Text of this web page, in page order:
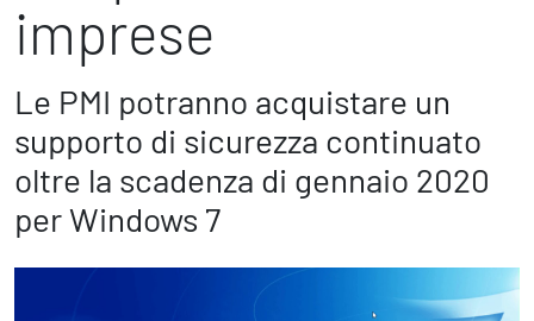
Contatti
People & Process
Marketing Strategico
Finanza Strategica
231 Gestione Rischi
Future
Innovazione
imprese
Le PMI potranno acquistare un
supporto di sicurezza continuato
oltre la scadenza di gennaio 2020
per Windows 7